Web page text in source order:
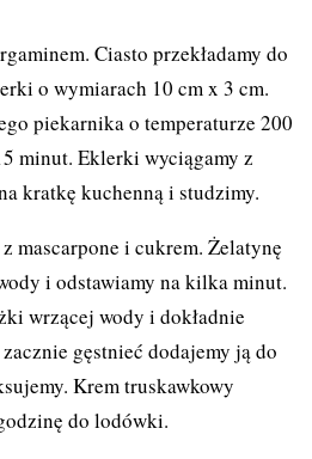
Ciasto przekładamy do
o wymiarach 10 cm x 3 cm.
piekarnika o temperaturze 200
minut. Eklerki wyciągamy z
kratkę kuchenną i studzimy.
mascarpone i cukrem. Żelatynę
i odstawiamy na kilka minut.
wrzącej wody i dokładnie
gęstnieć dodajemy ją do
Krem truskawkowy
do lodówki.